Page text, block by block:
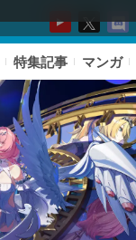
特集記事 マンガ